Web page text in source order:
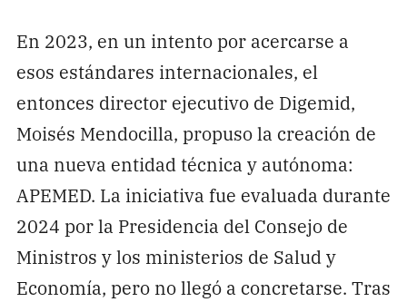
En 2023, en un intento por acercarse a
esos estándares internacionales, el
entonces director ejecutivo de Digemid,
Moisés Mendocilla, propuso la creación de
una nueva entidad técnica y autónoma:
APEMED. La iniciativa fue evaluada durante
2024 por la Presidencia del Consejo de
Ministros y los ministerios de Salud y
Economía, pero no llegó a concretarse. Tras